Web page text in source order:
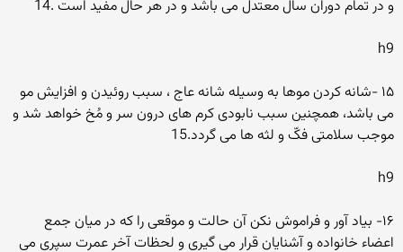
و در تمام دوران سال معتدل مى باشد و در هر حال مفید است .14
h9
۱۵ -شانه کردن موها به وسیله شانه عاج ، سبب روئیدن و افزایش مو
مى باشد، همچنین سبب نابودى کرم هاى درون سر و مُخ خواهد شد و
موجب سلامتى فکّ و لثه ها مى گردد.15
h9
۱۶- بیاد آور و فراموش نکن آن حالت و موقعى را که در میان جمع
اعضاء خانواده و آشنایان قرار مى گیرى و لحظات آخر عمرت سپرى مى